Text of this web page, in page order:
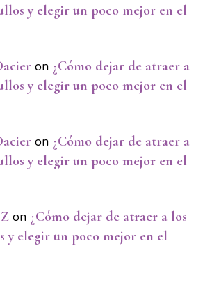
y elegir un poco mejor en el
on ¿Cómo dejar de atraer a
y elegir un poco mejor en el
on ¿Cómo dejar de atraer a
y elegir un poco mejor en el
on ¿Cómo dejar de atraer a los
y elegir un poco mejor en el